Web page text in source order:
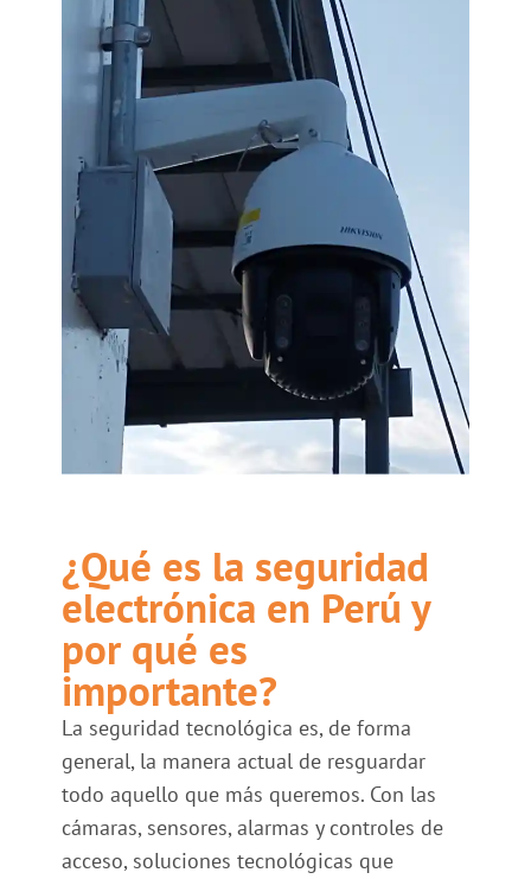
¿Qué es la seguridad
electrónica en Perú y
por qué es
importante?
La seguridad tecnológica es, de forma
general, la manera actual de resguardar
todo aquello que más queremos. Con las
cámaras, sensores, alarmas y controles de
acceso, soluciones tecnológicas que